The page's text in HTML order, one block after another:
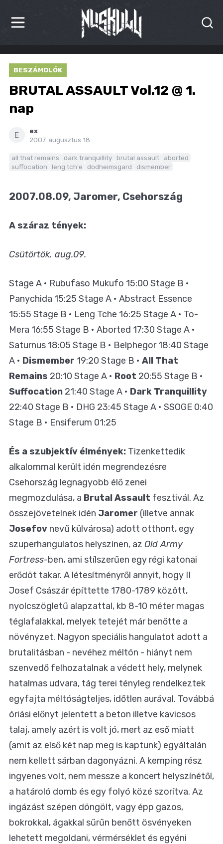
HÍREK
KRITIKÁK
KULT
MÁSVILÁG
BESZÁMOLÓK
BRUTAL ASSAULT Vol.12 @ 1.
nap
E
ex
2007. augusztus 18.
all that remains dark tranquillity brutal assault
aborted
suffocation
leng tch'e dodheimsgard dismember
2007.08.09, Jaromer, Csehország
A száraz tények:
Csütörtök, aug.09.
Stage A • Rubufaso Mukufo 15:00 Stage B •
Panychida 15:25 Stage A • Abstract Essence
15:55 Stage B • Leng Tche 16:25 Stage A • To-
Mera 16:55 Stage B • Aborted 17:30 Stage A •
Saturnus 18:05 Stage B • Belphegor 18:40 Stage
A • Dismember 19:20 Stage B • All That
Remains 20:10 Stage A • Root 20:55 Stage B •
Suffocation 21:40 Stage A • Dark Tranquillity
22:40 Stage B • DHG 23:45 Stage A • SSOGE 0:40
Stage B • Ensiferum 01:25
És a szubjektív élmények: Tizenkettedik
alkalommal került idén megrendezésre
Csehország legnagyobb élő zenei
megmozdulása, a Brutal Assault fesztivál. Az
összejövetelnek idén Jaromer (illetve annak
Josefov nevű külvárosa) adott otthont, egy
szuperhangulatos helyszínen, az Old Army
Fortress-ben, ami stílszerűen egy régi katonai
erődöt takar. A létesítményről annyit, hogy II
Josef Császár építtette 1780-1789 között,
nyolcszögletű alapzattal, kb 8-10 méter magas
téglafalakkal, melyek tetejét már benőtte a
növényzet. Nagyon speciális hangulatot adott a
brutalitásban - nevéhez méltón - hiányt nem
szenvedő felhozatalnak a védett hely, melynek
hatalmas udvara, tág terei tényleg rendelkeztek
egyfajta méltóságteljes, időtlen aurával. Továbbá
óriási előnyt jelentett a beton illetve kavicsos
talaj, amely azért is volt jó, mert az eső miatt
(amit az első két nap meg is kaptunk) egyáltalán
nem kellett sárban dagonyázni. A kemping rész
ingyenes volt, nem messze a koncert helyszínétől,
a határoló domb és egy folyó közé szorítva. Az
ingázást szépen döngölt, vagy épp gazos,
bokrokkal, ágakkal sűrűn benőtt ösvényeken
lehetett megoldani, vérmérséklet és egyéni